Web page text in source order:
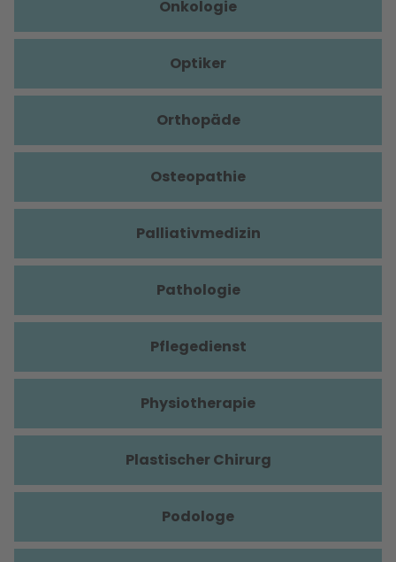
Onkologie
Optiker
Orthopäde
Osteopathie
Palliativmedizin
Pathologie
Pflegedienst
Physiotherapie
Plastischer Chirurg
Podologe